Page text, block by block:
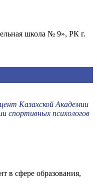
школа № 9», РК г.
Казахской Академии
спортивных психологов
в сфере образования,